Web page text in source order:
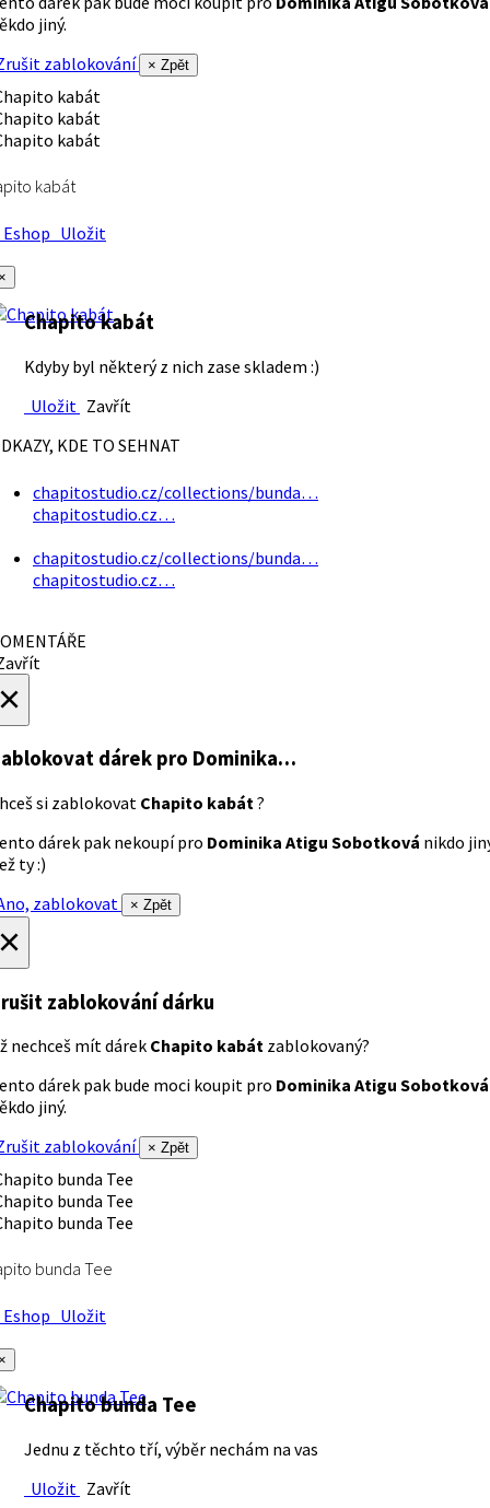
jiný.
zablokování
× Zpět
kabát
Uložit
Chapito kabát
Kdyby byl některý z nich zase skladem :)
Uložit Zavřít
KDE TO SEHNAT
chapitostudio.cz/collections/bunda…
chapitostudio.cz…
chapitostudio.cz/collections/bunda…
chapitostudio.cz…
dárek pro Dominika…
si zablokovat Chapito kabát ?
dárek pak nekoupí pro Dominika Atigu Sobotková nikdo
ty :)
zablokovat
× Zpět
zablokování dárku
nechceš mít dárek Chapito kabát zablokovaný?
dárek pak bude moci koupit pro Dominika Atigu Sobotková
jiný.
zablokování
× Zpět
bunda Tee
Uložit
Chapito bunda Tee
Jednu z těchto tří, výběr nechám na vas
Uložit Zavřít